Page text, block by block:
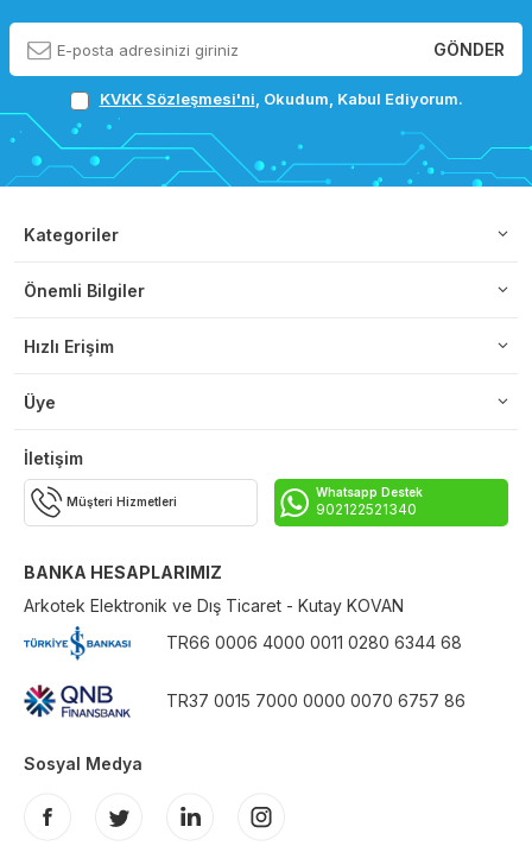
GÖNDER
KVKK Sözleşmesi'ni , Okudum, Kabul Ediyorum.
Kategoriler
Önemli Bilgiler
Hızlı Erişim
Üye
İletişim
Müşteri Hizmetleri
Whatsapp Destek
902122521340
BANKA HESAPLARIMIZ
Arkotek Elektronik ve Dış Ticaret - Kutay KOVAN
TR66 0006 4000 0011 0280 6344 68
TR37 0015 7000 0000 0070 6757 86
Sosyal Medya